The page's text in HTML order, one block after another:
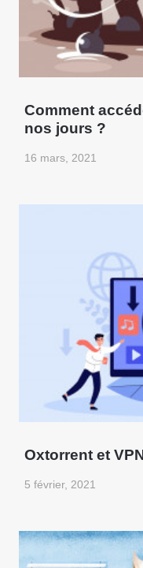
Comment
nos jours ?
16 mars, 2021
Oxtorrent et
5 février, 2021